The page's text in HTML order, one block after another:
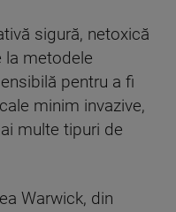
sigură, netoxică
la metodele
pentru a fi
minim invazive,
multe tipuri de
Warwick, din